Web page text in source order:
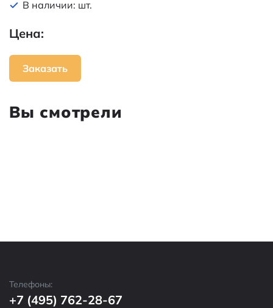
В наличии: шт.
Цена:
Заказать
Вы смотрели
Телефоны:
+7 (495) 762-28-67